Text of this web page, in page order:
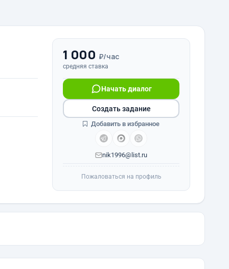
1 000 ₽/час
средняя ставка
Начать диалог
nik1996@list.ru
Создать задание
Добавить в избранное
Пожаловаться на профиль